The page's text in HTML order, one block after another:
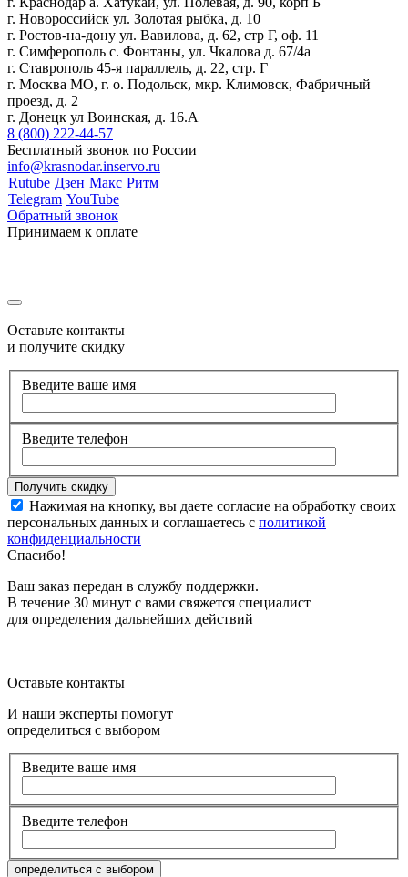
г. Новороссийск ул. Золотая рыбка, д. 10
г. Ростов-на-дону ул. Вавилова, д. 62, стр Г, оф. 11
г. Симферополь с. Фонтаны, ул. Чкалова д. 67/4а
г. Ставрополь 45-я параллель, д. 22, стр. Г
г. Москва МО, г. о. Подольск, мкр. Климовск, Фабричный
проезд, д. 2
г. Донецк ул Воинская, д. 16.А
8 (800) 222-44-57
Бесплатный звонок по России
info@krasnodar.inservo.ru
Rutube Дзен Макс Ритм
Telegram YouTube
Обратный звонок
Принимаем к оплате
Оставьте контакты
и получите скидку
Введите ваше имя
Введите телефон
Нажимая на кнопку, вы даете согласие на обработку своих
персональных данных и соглашаетесь с политикой
конфиденциальности
Спасибо!
Ваш заказ передан в службу поддержки.
В течение 30 минут с вами свяжется специалист
для определения дальнейших действий
Оставьте контакты
И наши эксперты помогут
определиться с выбором
Введите ваше имя
Введите телефон